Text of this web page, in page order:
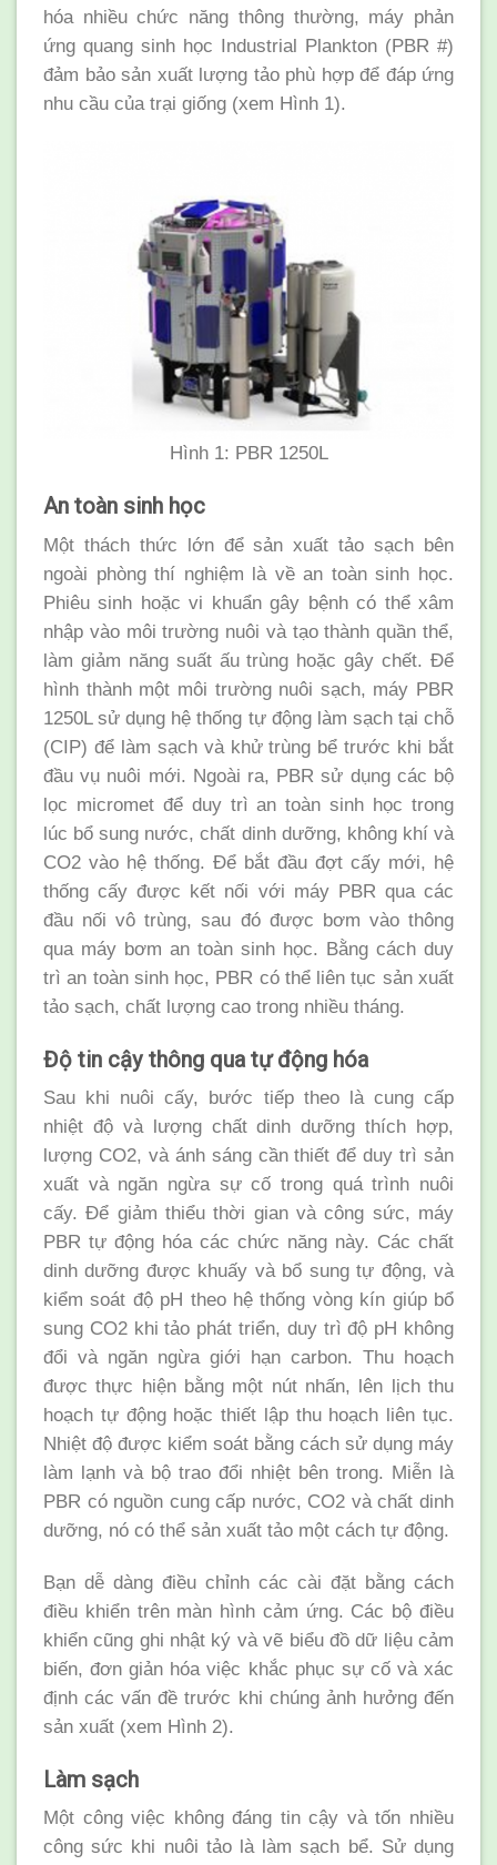
hóa nhiều chức năng thông thường, máy phản
ứng quang sinh học Industrial Plankton (PBR #)
đảm bảo sản xuất lượng tảo phù hợp để đáp ứng
nhu cầu của trại giống (xem Hình 1).
Hình 1: PBR 1250L
An toàn sinh học
Một thách thức lớn để sản xuất tảo sạch bên
ngoài phòng thí nghiệm là về an toàn sinh học.
Phiêu sinh hoặc vi khuẩn gây bệnh có thể xâm
nhập vào môi trường nuôi và tạo thành quần thể,
làm giảm năng suất ấu trùng hoặc gây chết. Để
hình thành một môi trường nuôi sạch, máy PBR
1250L sử dụng hệ thống tự động làm sạch tại chỗ
(CIP) để làm sạch và khử trùng bể trước khi bắt
đầu vụ nuôi mới. Ngoài ra, PBR sử dụng các bộ
lọc micromet để duy trì an toàn sinh học trong
lúc bổ sung nước, chất dinh dưỡng, không khí và
CO2 vào hệ thống. Để bắt đầu đợt cấy mới, hệ
thống cấy được kết nối với máy PBR qua các
đầu nối vô trùng, sau đó được bơm vào thông
qua máy bơm an toàn sinh học. Bằng cách duy
trì an toàn sinh học, PBR có thể liên tục sản xuất
tảo sạch, chất lượng cao trong nhiều tháng.
Độ tin cậy thông qua tự động hóa
Sau khi nuôi cấy, bước tiếp theo là cung cấp
nhiệt độ và lượng chất dinh dưỡng thích hợp,
lượng CO2, và ánh sáng cần thiết để duy trì sản
xuất và ngăn ngừa sự cố trong quá trình nuôi
cấy. Để giảm thiểu thời gian và công sức, máy
PBR tự động hóa các chức năng này. Các chất
dinh dưỡng được khuấy và bổ sung tự động, và
kiểm soát độ pH theo hệ thống vòng kín giúp bổ
sung CO2 khi tảo phát triển, duy trì độ pH không
đổi và ngăn ngừa giới hạn carbon. Thu hoạch
được thực hiện bằng một nút nhấn, lên lịch thu
hoạch tự động hoặc thiết lập thu hoạch liên tục.
Nhiệt độ được kiểm soát bằng cách sử dụng máy
làm lạnh và bộ trao đổi nhiệt bên trong. Miễn là
PBR có nguồn cung cấp nước, CO2 và chất dinh
dưỡng, nó có thể sản xuất tảo một cách tự động.
Bạn dễ dàng điều chỉnh các cài đặt bằng cách
điều khiển trên màn hình cảm ứng. Các bộ điều
khiển cũng ghi nhật ký và vẽ biểu đồ dữ liệu cảm
biến, đơn giản hóa việc khắc phục sự cố và xác
định các vấn đề trước khi chúng ảnh hưởng đến
sản xuất (xem Hình 2).
Làm sạch
Một công việc không đáng tin cậy và tốn nhiều
công sức khi nuôi tảo là làm sạch bể. Sử dụng